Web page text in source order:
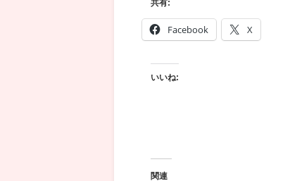
共有:
Facebook X
いいね:
関連